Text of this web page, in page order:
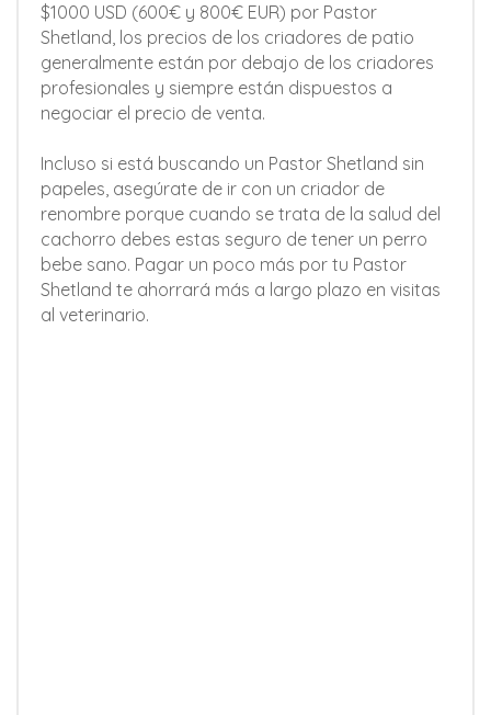
$1000 USD (600€ y 800€ EUR) por Pastor
Shetland, los precios de los criadores de patio
generalmente están por debajo de los criadores
profesionales y siempre están dispuestos a
negociar el precio de venta.
Incluso si está buscando un Pastor Shetland sin
papeles, asegúrate de ir con un criador de
renombre porque cuando se trata de la salud del
cachorro debes estas seguro de tener un perro
bebe sano. Pagar un poco más por tu Pastor
Shetland te ahorrará más a largo plazo en visitas
al veterinario.